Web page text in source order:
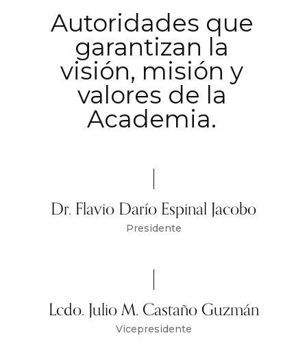
Autoridades que
garantizan la
visión, misión y
valores de la
Academia.
Dr. Flavio Darío Espinal Jacobo
Presidente
Lcdo. Julio M. Castaño Guzmán
Vicepresidente